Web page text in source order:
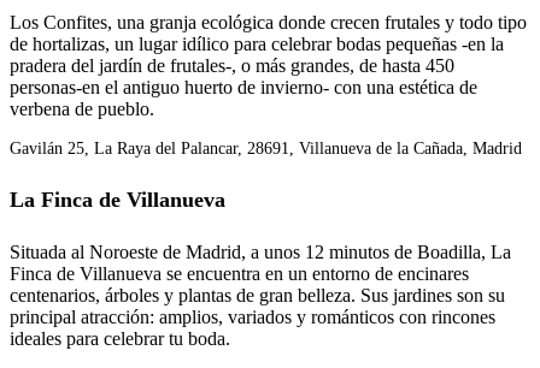
Los Confites, una granja ecológica donde crecen frutales y todo tipo
de hortalizas, un lugar idílico para celebrar bodas pequeñas -en la
pradera del jardín de frutales-, o más grandes, de hasta 450
personas-en el antiguo huerto de invierno- con una estética de
verbena de pueblo.
Gavilán 25, La Raya del Palancar, 28691, Villanueva de la Cañada, Madrid
La Finca de Villanueva
Situada al Noroeste de Madrid, a unos 12 minutos de Boadilla, La
Finca de Villanueva se encuentra en un entorno de encinares
centenarios, árboles y plantas de gran belleza. Sus jardines son su
principal atracción: amplios, variados y románticos con rincones
ideales para celebrar tu boda.